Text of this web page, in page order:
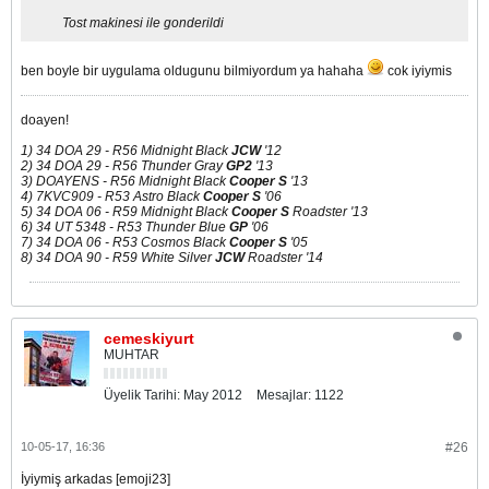
Tost makinesi ile gonderildi
ben boyle bir uygulama oldugunu bilmiyordum ya hahaha cok iyiymis
doayen!
1) 34 DOA 29 - R56 Midnight BlackJCW'12
2) 34 DOA 29 - R56 Thunder GrayGP2 '13
3) DOAYENS - R56 Midnight BlackCooper S '13
4) 7KVC909 - R53 Astro BlackCooper S '06
5) 34 DOA 06 - R59 Midnight BlackCooper S Roadster '13
6) 34 UT 5348 - R53 Thunder Blue GP '06
7) 34 DOA 06 - R53 Cosmos BlackCooper S '05
8) 34 DOA 90 - R59 White SilverJCWRoadster '14
cemeskiyurt
MUHTAR
Üyelik Tarihi: May 2012 Mesajlar: 1122
#26
10-05-17, 16:36
İyiymiş arkadas [emoji23]